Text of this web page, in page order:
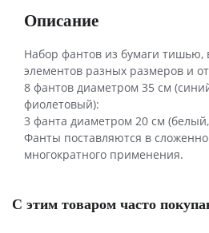
Описание
Набор фантов из бумаги тишью,
элементов разных размеров и
8 фантов диаметром 35 см
фиолетовый):
3 фанта диаметром 20 см (белый,
Фанты поставляются в
многократного применения.
С этим товаром часто